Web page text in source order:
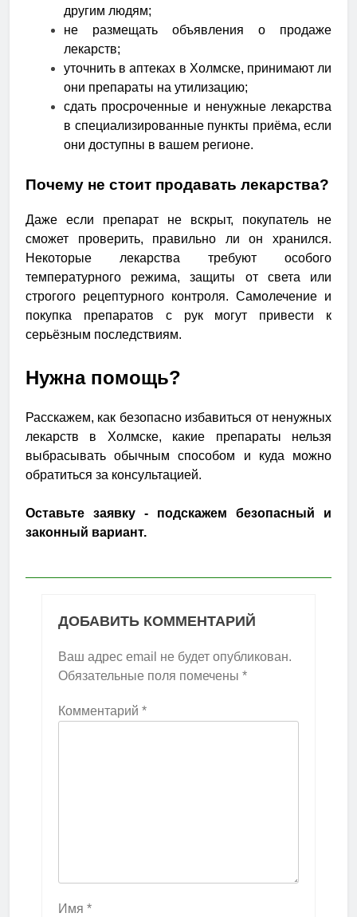
другим людям;
не размещать объявления о продаже
лекарств;
уточнить в аптеках в Холмске, принимают ли
они препараты на утилизацию;
сдать просроченные и ненужные лекарства
в специализированные пункты приёма, если
они доступны в вашем регионе.
Почему не стоит продавать лекарства?
Даже если препарат не вскрыт, покупатель не
сможет проверить, правильно ли он хранился.
Некоторые лекарства требуют особого
температурного режима, защиты от света или
строгого рецептурного контроля. Самолечение и
покупка препаратов с рук могут привести к
серьёзным последствиям.
Нужна помощь?
Расскажем, как безопасно избавиться от ненужных
лекарств в Холмске, какие препараты нельзя
выбрасывать обычным способом и куда можно
обратиться за консультацией.
Оставьте заявку - подскажем безопасный и
законный вариант.
ДОБАВИТЬ КОММЕНТАРИЙ
Ваш адрес email не будет опубликован.
Обязательные поля помечены *
Комментарий *
Имя *